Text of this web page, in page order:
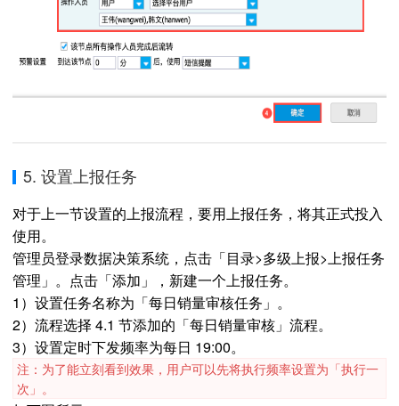
5. 设置上报任务
对于上一节设置的上报流程，要用上报任务，将其正式投入
使用。
管理员登录数据决策系统，点击「目录>多级上报>上报任务
管理」。点击「添加」，新建一个上报任务。
1）设置任务名称为「每日销量审核任务」。
2）流程选择 4.1 节添加的「每日销量审核」流程。
3）设置定时下发频率为每日 19:00。
注：为了能立刻看到效果，用户可以先将执行频率设置为「执行一
次」。